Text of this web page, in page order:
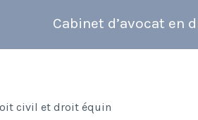
Cabinet d’avocat
civil et droit équin